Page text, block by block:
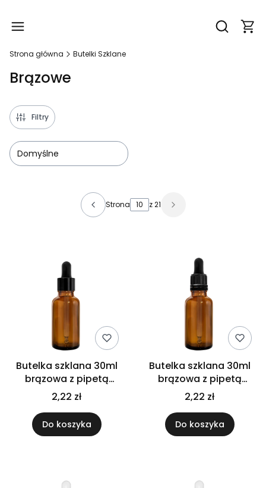
Otwórz
Strona główna Butelki Szklane
Brązowe
Filtry
Domyślne
Lista produktów
Strona z 21
Butelka szklana 30ml
brązowa z pipetą
czarną połysk
2,22 zł
Do koszyka
Butelka szklana 30ml
brązowa z pipetą
gwarancyjną
2,22 zł
Do koszyka